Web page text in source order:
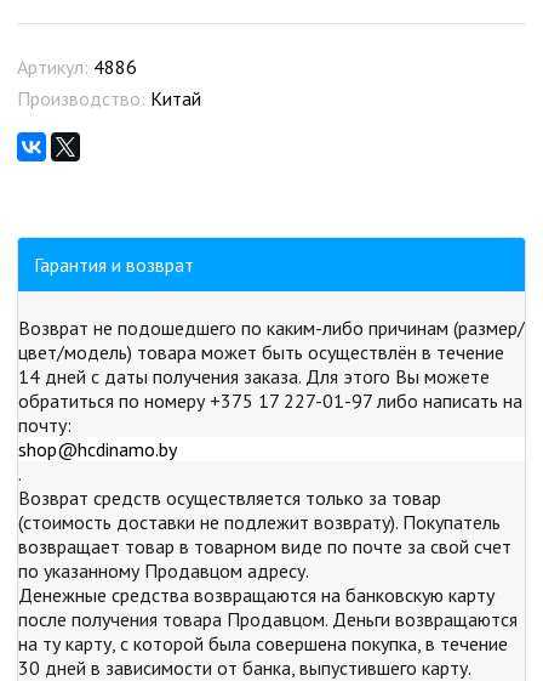
Артикул: 4886
Производство: Китай
Гарантия и возврат
Возврат не подошедшего по каким-либо причинам (размер/
цвет/модель) товара может быть осуществлён в течение
14 дней с даты получения заказа. Для этого Вы можете
обратиться по номеру +375 17 227-01-97 либо написать на
почту:
shop@hcdinamo.by
.
Возврат средств осуществляется только за товар
(стоимость доставки не подлежит возврату). Покупатель
возвращает товар в товарном виде по почте за свой счет
по указанному Продавцом адресу.
Денежные средства возвращаются на банковскую карту
после получения товара Продавцом. Деньги возвращаются
на ту карту, с которой была совершена покупка, в течение
30 дней в зависимости от банка, выпустившего карту.